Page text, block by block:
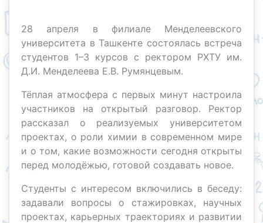
28 апреля в филиале Менделеевского
университета в Ташкенте состоялась встреча
студентов 1–3 курсов с ректором РХТУ им.
Д.И. Менделеева Е.В. Румянцевым.
Тёплая атмосфера с первых минут настроила
участников на открытый разговор. Ректор
рассказал о реализуемых университетом
проектах, о роли химии в современном мире
и о том, какие возможности сегодня открыты
перед молодёжью, готовой создавать новое.
Студенты с интересом включились в беседу:
задавали вопросы о стажировках, научных
проектах, карьерных траекториях и развитии